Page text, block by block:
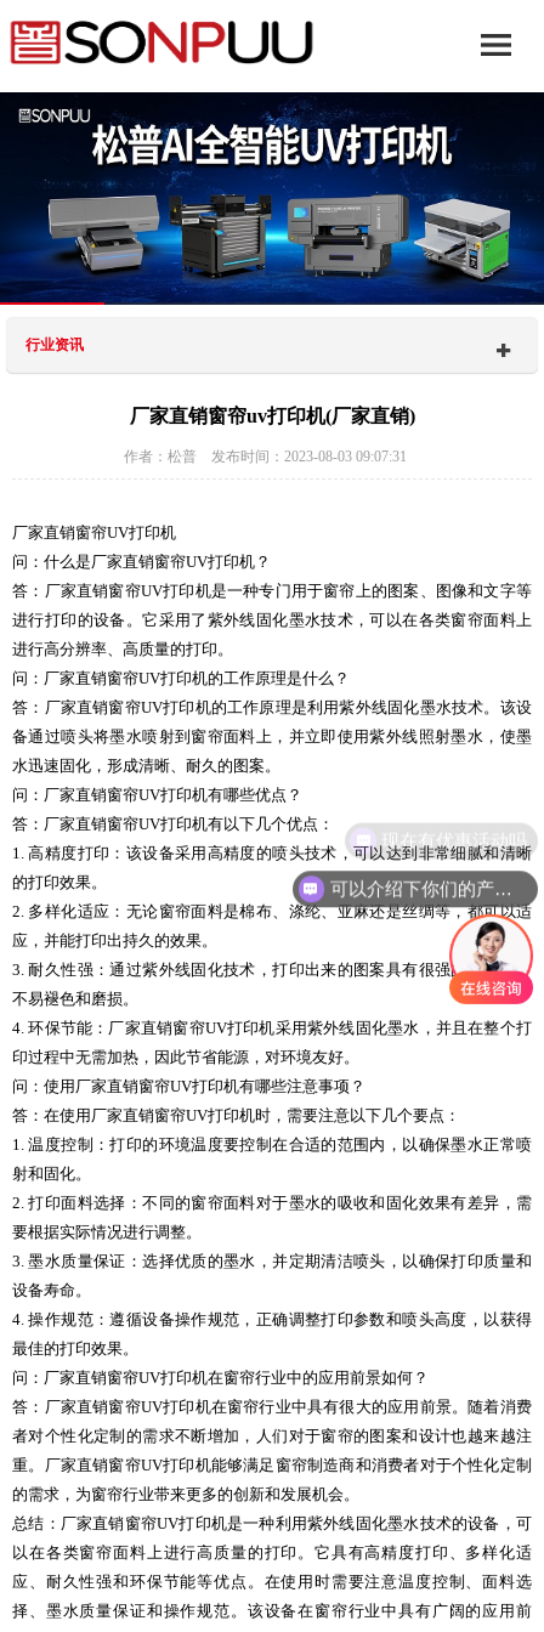
行业资讯
厂家直销窗帘uv打印机(厂家直销)
作者：松普 发布时间：2023-08-03 09:07:31
厂家直销窗帘UV打印机
问：什么是厂家直销窗帘UV打印机？
答：厂家直销窗帘UV打印机是一种专门用于窗帘上的图案、图像和文字等
进行打印的设备。它采用了紫外线固化墨水技术，可以在各类窗帘面料上
进行高分辨率、高质量的打印。
问：厂家直销窗帘UV打印机的工作原理是什么？
答：厂家直销窗帘UV打印机的工作原理是利用紫外线固化墨水技术。该设
备通过喷头将墨水喷射到窗帘面料上，并立即使用紫外线照射墨水，使墨
水迅速固化，形成清晰、耐久的图案。
问：厂家直销窗帘UV打印机有哪些优点？
答：厂家直销窗帘UV打印机有以下几个优点：
1. 高精度打印：该设备采用高精度的喷头技术，可以达到非常细腻和清晰
的打印效果。
2. 多样化适应：无论窗帘面料是棉布、涤纶、亚麻还是丝绸等，都可以适
应，并能打印出持久的效果。
3. 耐久性强：通过紫外线固化技术，打印出来的图案具有很强的耐久性，
不易褪色和磨损。
4. 环保节能：厂家直销窗帘UV打印机采用紫外线固化墨水，并且在整个打
印过程中无需加热，因此节省能源，对环境友好。
问：使用厂家直销窗帘UV打印机有哪些注意事项？
答：在使用厂家直销窗帘UV打印机时，需要注意以下几个要点：
1. 温度控制：打印的环境温度要控制在合适的范围内，以确保墨水正常喷
射和固化。
2. 打印面料选择：不同的窗帘面料对于墨水的吸收和固化效果有差异，需
要根据实际情况进行调整。
3. 墨水质量保证：选择优质的墨水，并定期清洁喷头，以确保打印质量和
设备寿命。
4. 操作规范：遵循设备操作规范，正确调整打印参数和喷头高度，以获得
最佳的打印效果。
问：厂家直销窗帘UV打印机在窗帘行业中的应用前景如何？
答：厂家直销窗帘UV打印机在窗帘行业中具有很大的应用前景。随着消费
者对个性化定制的需求不断增加，人们对于窗帘的图案和设计也越来越注
重。厂家直销窗帘UV打印机能够满足窗帘制造商和消费者对于个性化定制
的需求，为窗帘行业带来更多的创新和发展机会。
总结：厂家直销窗帘UV打印机是一种利用紫外线固化墨水技术的设备，可
以在各类窗帘面料上进行高质量的打印。它具有高精度打印、多样化适
应、耐久性强和环保节能等优点。在使用时需要注意温度控制、面料选
择、墨水质量保证和操作规范。该设备在窗帘行业中具有广阔的应用前
可以介绍下你们的产品么
现在有优惠活动吗